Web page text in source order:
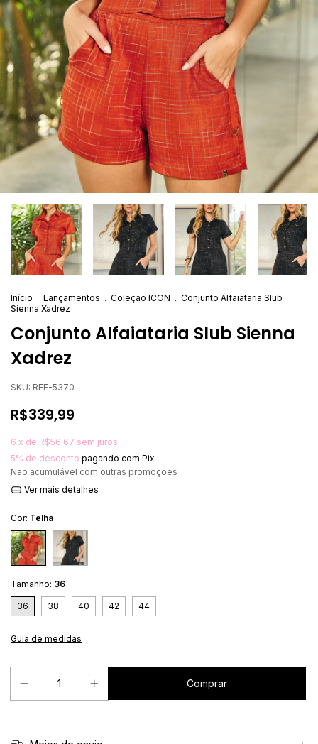
Início . Lançamentos . Coleção ICON . Conjunto Alfaiataria Slub
Sienna Xadrez
Conjunto Alfaiataria Slub Sienna
Xadrez
SKU: REF-5370
R$339,99
6 x de R$56,67 sem juros
5% de desconto pagando com Pix
Não acumulável com outras promoções
Ver mais detalhes
Cor: Telha
Tamanho: 36
36 38 40 42 44
Guia de medidas